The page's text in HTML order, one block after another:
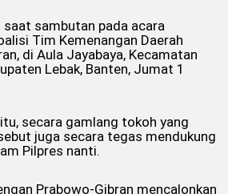
saat sambutan pada acara
Tim Kemenangan Daerah
di Aula Jayabaya, Kecamatan
Lebak, Banten, Jumat 1
secara gamlang tokoh yang
juga secara tegas mendukung
Pilpres nanti.
Prabowo-Gibran mencalonkan